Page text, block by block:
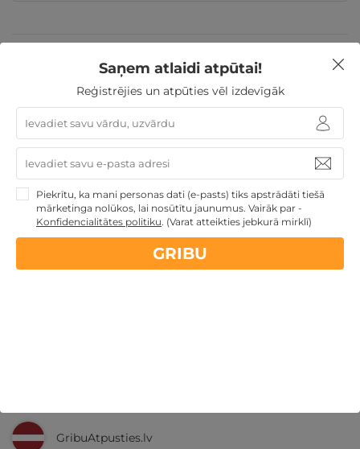
Atpūta pie jūras
Dāvanas Sieviešu dienā
Dāvanu idejas
Dāvanas ar SPA
Veselības atpūta -
Dāvanas VIŅAI
Jaunumi
Nekādas apkalpošanas un administrācijas maksas
naudas atmaksas garantija
GribuAtpusties.lv
Saņem atlaidi atpūtai!
Reģistrējies un atpūties vēl izdevīgāk
Piekrītu, ka mani personas dati (e-pasts) tiks apstrādāti tiešā
mārketinga nolūkos, lai nosūtītu jaunumus. Vairāk par -
Konfidencialitātes politiku. (Varat atteikties jebkurā mirklī)
GRIBU